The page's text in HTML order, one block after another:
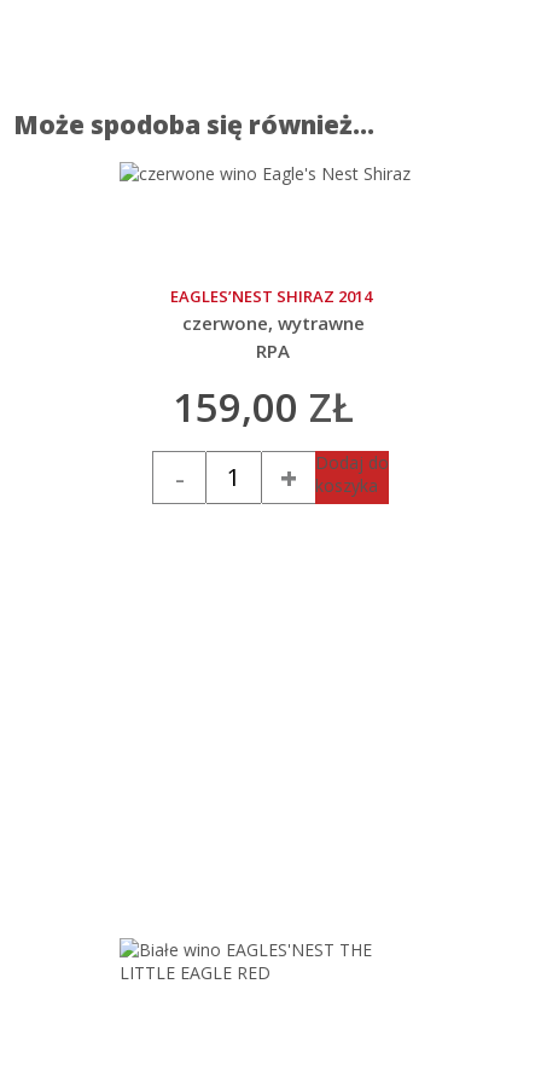
Może spodoba się również…
EAGLES’NEST SHIRAZ 2014
czerwone wytrawne
RPA
159,00 ZŁ
Dodaj do
koszyka